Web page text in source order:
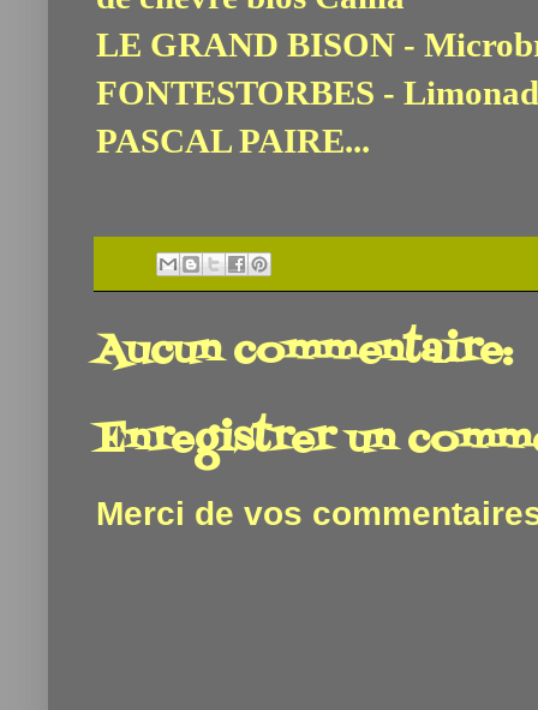
LE GRAND BISON -
FONTESTORBES -
PASCAL PAIRE...
Aucun commentaire:
Enregistrer un
Merci de vos